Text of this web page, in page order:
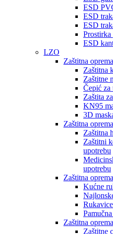
ESD
ESD
ESD
ESD
LZO
Zaštitna
Zaštitna
Zaštitne
Čepić za
Zaštita
KN95
3D
Zaštitna
Zaštitna
Zaštitni
upotrebu
upotrebu
Zaštitna
Kućne
Zaštitna
Zaštitne